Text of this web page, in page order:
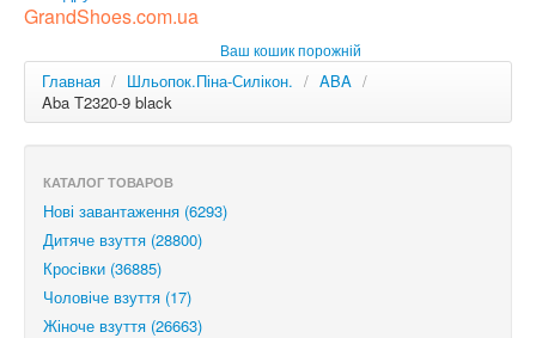
РОС
GrandShoes.com.ua
Ваш кошик порожній
Главная / Шльопок.Піна-Силікон. / ABA /
Aba T2320-9 black
КАТАЛОГ ТОВАРОВ
Нові завантаження (6293)
Дитяче взуття (28800)
Кросівки (36885)
Чоловіче взуття (17)
Жіноче взуття (26663)